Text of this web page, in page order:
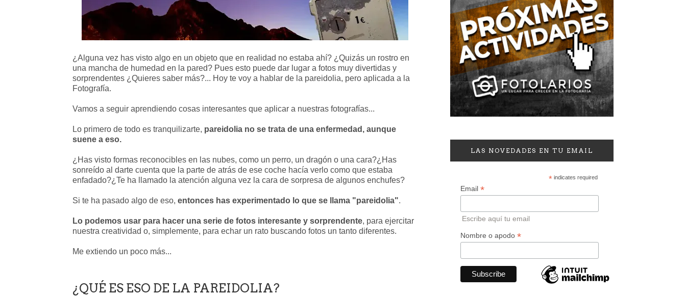
¿Alguna vez has visto algo en un objeto que en realidad no estaba ahí? ¿Quizás un rostro en
una mancha de humedad en la pared? Pues esto puede dar lugar a fotos muy divertidas y
sorprendentes ¿Quieres saber más?... Hoy te voy a hablar de la pareidolia, pero aplicada a la
Fotografía.
Vamos a seguir aprendiendo cosas interesantes que aplicar a nuestras fotografías...
Lo primero de todo es tranquilizarte, pareidolia no se trata de una enfermedad, aunque
suene a eso.
¿Has visto formas reconocibles en las nubes, como un perro, un dragón o una cara?¿Has
sonreído al darte cuenta que la parte de atrás de ese coche hacía verlo como que estaba
enfadado?¿Te ha llamado la atención alguna vez la cara de sorpresa de algunos enchufes?
Si te ha pasado algo de eso, entonces has experimentado lo que se llama "pareidolia".
Lo podemos usar para hacer una serie de fotos interesante y sorprendente, para ejercitar
nuestra creatividad o, simplemente, para echar un rato buscando fotos un tanto diferentes.
Me extiendo un poco más...
¿QUÉ ES ESO DE LA PAREIDOLIA?
LAS NOVEDADES EN TU EMAIL
*indicates required
Email *
Escribe aquí tu email
Nombre o apodo *